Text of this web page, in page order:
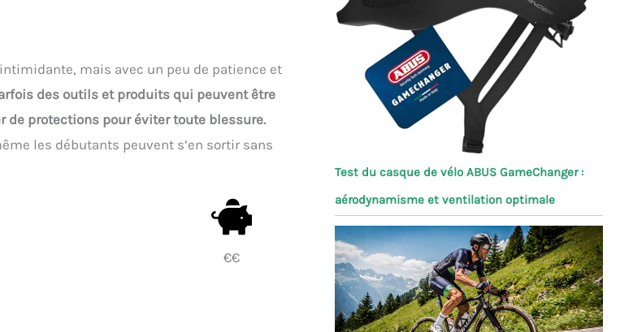
mais avec un peu de patience et
des outils et produits qui peuvent être
de protections pour éviter toute blessure.
les débutants peuvent s’en sortir sans
€€
Test du casque de vélo ABUS GameChanger :
aérodynamisme et ventilation optimale